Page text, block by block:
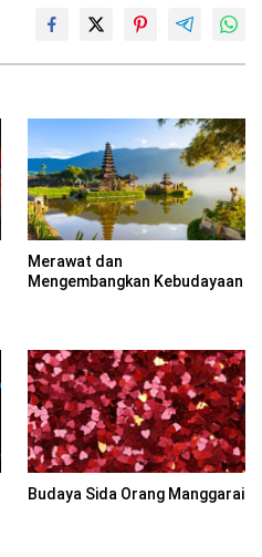
Merawat dan
Mengembangkan Kebudayaan
Budaya Sida Orang Manggarai